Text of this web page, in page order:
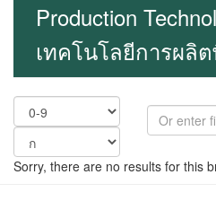
Production
เทคโนโลยีการผลิ
Sorry, there are no results for this